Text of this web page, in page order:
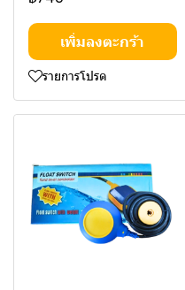
เพิ่มลงตะกร้า
รายการโปรด